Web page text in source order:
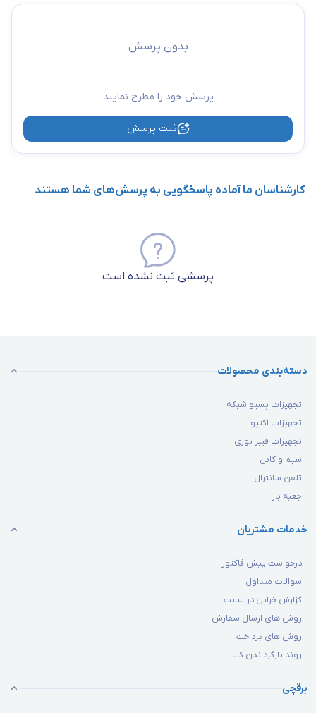
بدون پرسش
پرسش خود را مطرح نمایید
ثبت پرسش
کارشناسان ما آماده پاسخگویی به پرسش‌های شما هستند
پرسشی ثبت نشده است
دسته‌بندی محصولات
تجهیزات پسیو شبکه
تجهیزات اکتیو
تجهیزات فیبر نوری
سیم و کابل
تلفن سانترال
جعبه باز
خدمات مشتریان
درخواست پیش فاکتور
سوالات متداول
گزارش خرابی در سایت
روش های ارسال سفارش
روش های پرداخت
روند بازگرداندن کالا
برقچی